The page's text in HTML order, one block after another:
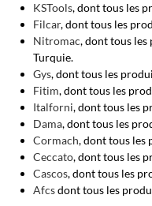
KSTools, dont tous les
Filcar, dont tous les
Nitromac, dont tous
Turquie.
Gys, dont tous les
Fitim, dont tous les
Italforni, dont tous les
Dama, dont tous les
Cormach, dont tous les
Ceccato, dont tous les
Cascos, dont tous les
Afcsdont tous les